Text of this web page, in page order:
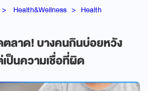
Health&Wellness Health
ตลาด! บางคนกินบ่อยหวัง
ป็นความเชื่อที่ผิด